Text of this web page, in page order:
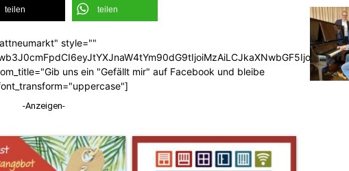
teilen teilen
style=""
uns ein "Gefällt mir" auf Facebook und bleibe
-Anzeigen-